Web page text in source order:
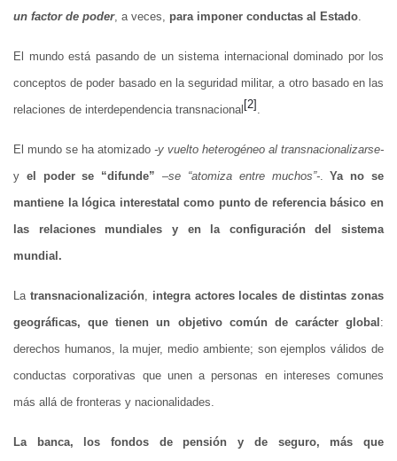
un factor de poder, a veces, para imponer conductas al Estado.
El mundo está pasando de un sistema internacional dominado por los
conceptos de poder basado en la seguridad militar, a otro basado en las
relaciones de interdependencia transnacional [2] .
El mundo se ha atomizado -y vuelto heterogéneo al transnacionalizarse-
y el poder se “difunde” –se “atomiza entre muchos”-.Ya no se
mantiene la lógica interestatal como punto de referencia básico en
las relaciones mundiales y en la configuración del sistema
mundial.
La transnacionalización, integra actores locales de distintas zonas
geográficas, que tienen un objetivo común de carácter global :
derechos humanos, la mujer, medio ambiente; son ejemplos válidos de
conductas corporativas que unen a personas en intereses comunes
más allá de fronteras y nacionalidades.
La banca, los fondos de pensión y de seguro, más que